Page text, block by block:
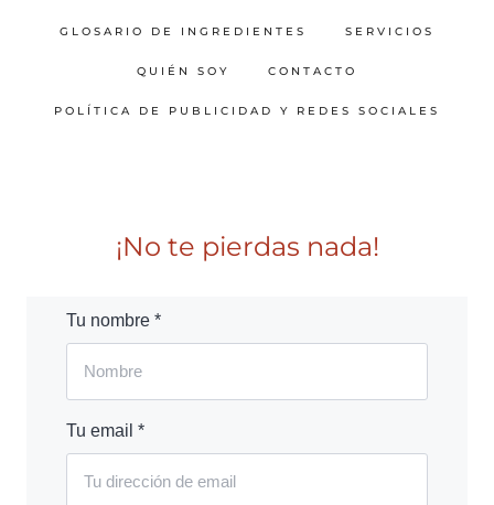
GLOSARIO DE INGREDIENTES SERVICIOS
QUIÉN SOY CONTACTO
POLÍTICA DE PUBLICIDAD Y REDES SOCIALES
¡No te pierdas nada!
Tu nombre *
Tu email *